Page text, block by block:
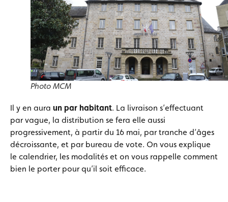
Photo MCM
Il y en aura un par habitant. La livraison s’effectuant
par vague, la distribution se fera elle aussi
progressivement, à partir du 16 mai, par tranche d’âges
décroissante, et par bureau de vote. On vous explique
le calendrier, les modalités et on vous rappelle comment
bien le porter pour qu’il soit efficace.